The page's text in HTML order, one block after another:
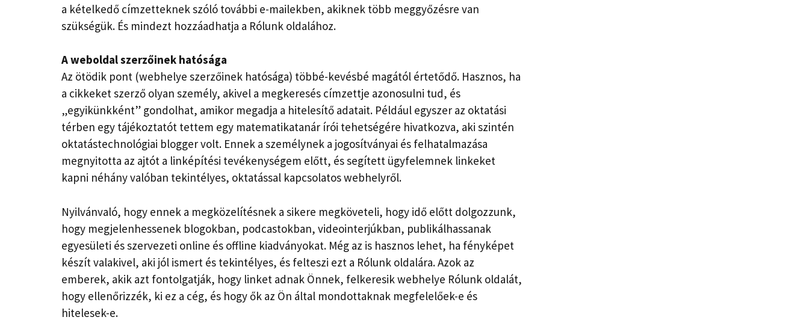
a kételkedő címzetteknek szóló további e-mailekben, akiknek több meggyőzésre van
szükségük. És mindezt hozzáadhatja a Rólunk oldalához.
A weboldal szerzőinek hatósága
Az ötödik pont (webhelye szerzőinek hatósága) többé-kevésbé magától értetődő. Hasznos, ha
a cikkeket szerző olyan személy, akivel a megkeresés címzettje azonosulni tud, és
„egyikünkként” gondolhat, amikor megadja a hitelesítő adatait. Például egyszer az oktatási
térben egy tájékoztatót tettem egy matematikatanár írói tehetségére hivatkozva, aki szintén
oktatástechnológiai blogger volt. Ennek a személynek a jogosítványai és felhatalmazása
megnyitotta az ajtót a linképítési tevékenységem előtt, és segített ügyfelemnek linkeket
kapni néhány valóban tekintélyes, oktatással kapcsolatos webhelyről.
Nyilvánvaló, hogy ennek a megközelítésnek a sikere megköveteli, hogy idő előtt dolgozzunk,
hogy megjelenhessenek blogokban, podcastokban, videointerjúkban, publikálhassanak
egyesületi és szervezeti online és offline kiadványokat. Még az is hasznos lehet, ha fényképet
készít valakivel, aki jól ismert és tekintélyes, és felteszi ezt a Rólunk oldalára. Azok az
emberek, akik azt fontolgatják, hogy linket adnak Önnek, felkeresik webhelye Rólunk oldalát,
hogy ellenőrizzék, ki ez a cég, és hogy ők az Ön által mondottaknak megfelelőek-e és
hitelesek-e.